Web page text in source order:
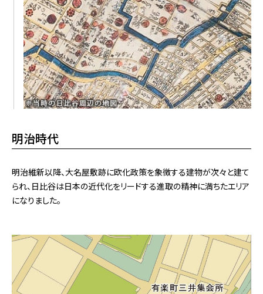
明治時代
明治維新以降、大名屋敷跡に欧化政策を象徴する建物が次々と建て
られ、日比谷は日本の近代化をリードする進取の精神に満ちたエリア
になりました。